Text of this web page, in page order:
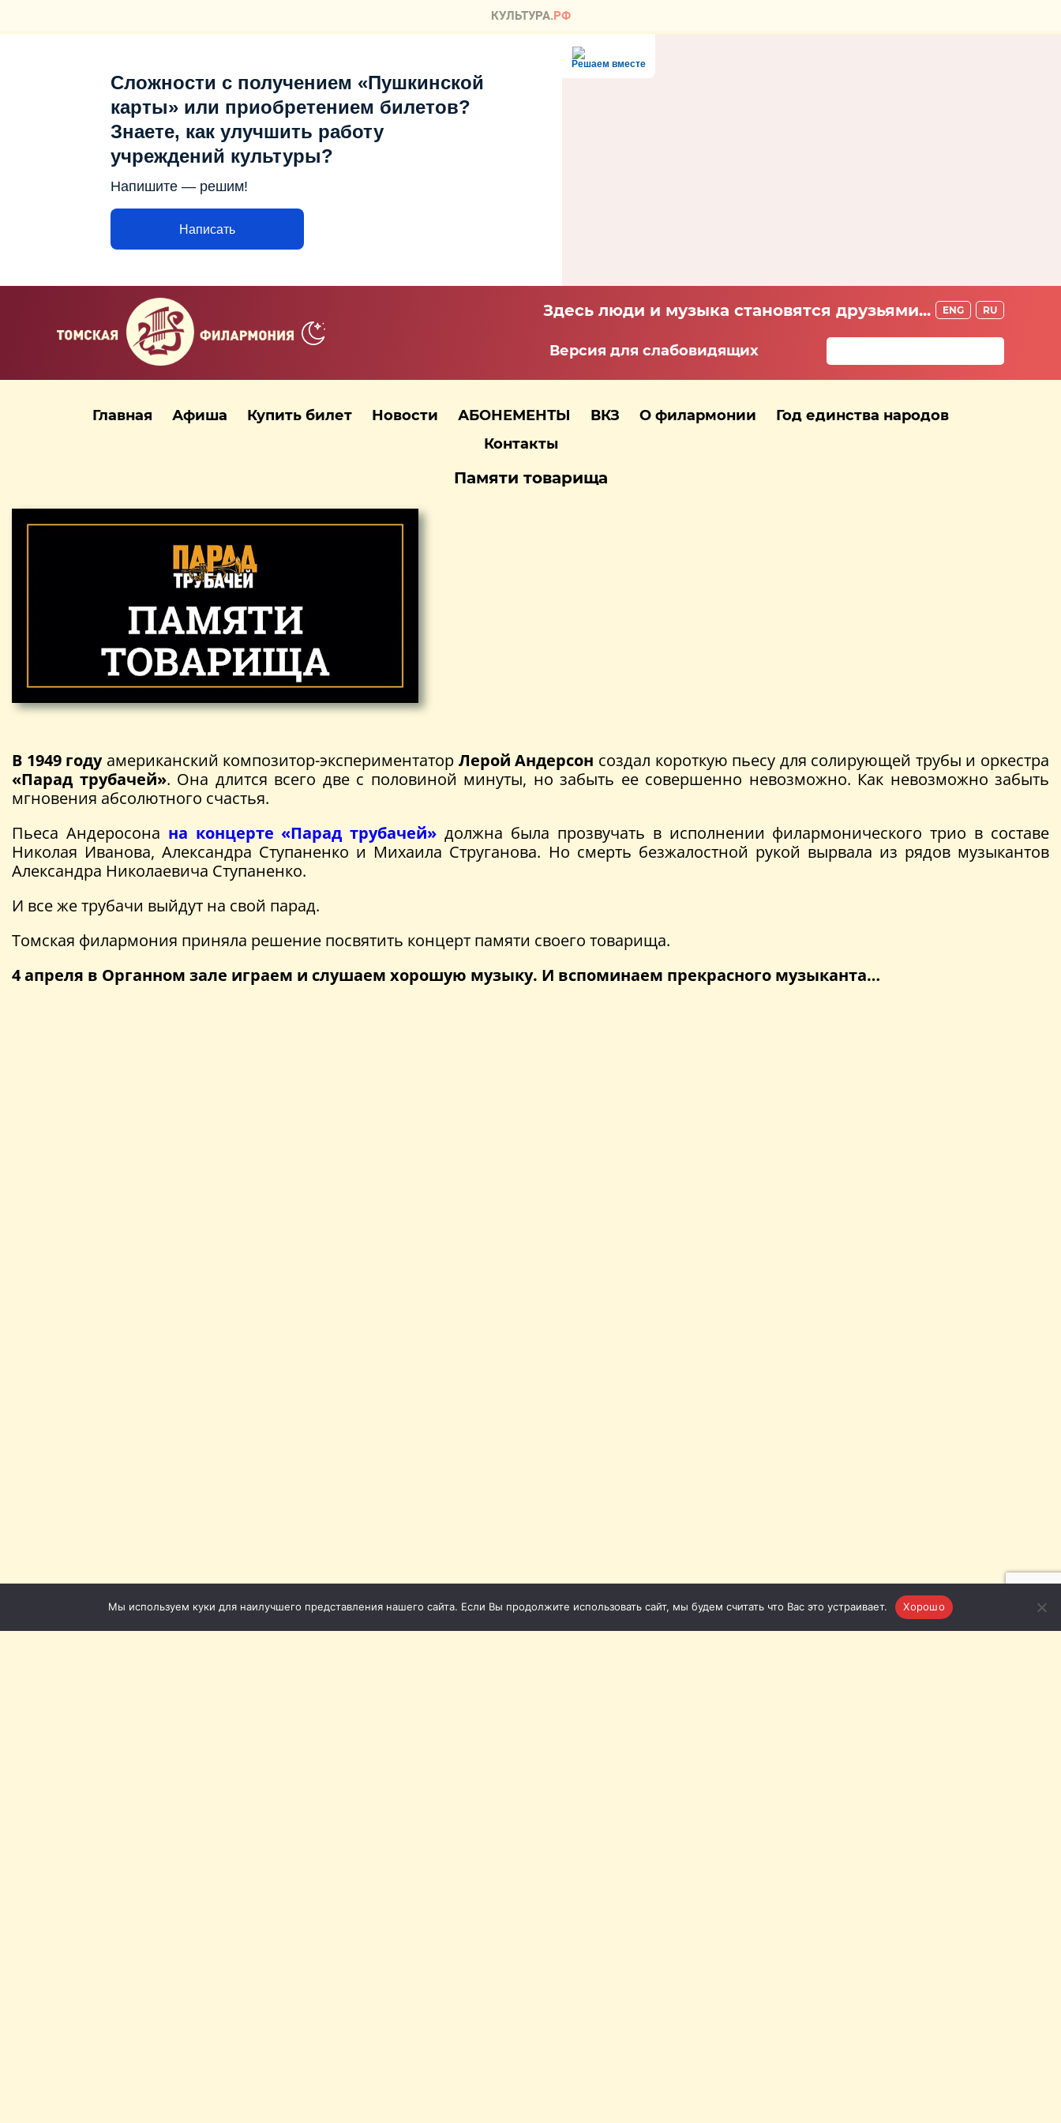
Решаем вместе
Сложности с получением «Пушкинской
карты» или приобретением билетов?
Знаете, как улучшить работу
учреждений культуры?
Напишите — решим!
Написать
Здесь люди и музыка становятся друзьями... ENG RU
Версия для слабовидящих
Главная Афиша Купить билет Новости АБОНЕМЕНТЫ ВКЗ О филармонии
Год единства народов
Контакты
Памяти товарища
В 1949 годуамериканский композитор-экспериментатор Лерой Андерсон создал короткую пьесу для солирующей трубы и оркестра
«Парад трубачей». Она длится всего две с половиной минуты, но забыть ее совершенно невозможно. Как невозможно забыть
мгновения абсолютного счастья.
Пьеса Андеросона на концерте «Парад трубачей» должна была прозвучать в исполнении филармонического трио в составе
Николая Иванова, Александра Ступаненко и Михаила Струганова. Но смерть безжалостной рукой вырвала из рядов музыкантов
Александра Николаевича Ступаненко.
И все же трубачи выйдут на свой парад.
Томская филармония приняла решение посвятить концерт памяти своего товарища.
4 апреля в Органном зале играем и слушаем хорошую музыку. И вспоминаем прекрасного музыканта…
Мы используем куки для наилучшего представления нашего сайта. Если Вы продолжите использовать сайт, мы будем считать что Вас это устраивает. Хорошо